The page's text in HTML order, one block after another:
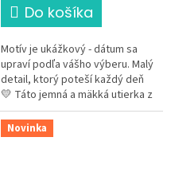
Do košíka
Motív je ukážkový - dátum sa
upraví podľa vášho výberu. Malý
detail, ktorý poteší každý deň
💛 Táto jemná a mäkká utierka z
mikrovlákna s romantickým
svadobným motívom je...
Novinka